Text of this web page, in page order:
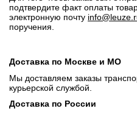
подтвердите факт оплаты
электронную почту
поручения.
Доставка по Москве и МО
Мы доставляем заказы
курьерской службой.
Доставка по России